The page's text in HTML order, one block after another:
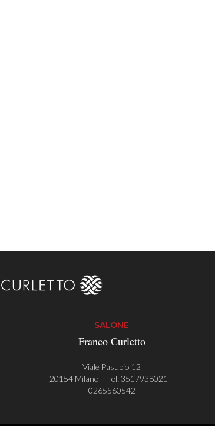
SALONE
Franco Curletto
Viale Pasubio 12
20154 Milano – Tel:3517938021 –
0265560542